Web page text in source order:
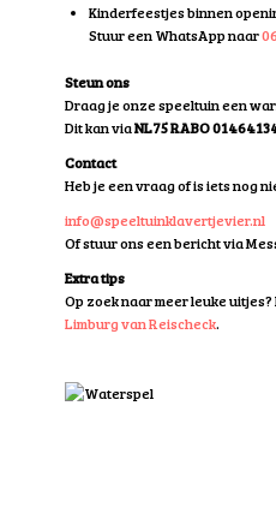
Kinderfeestjes binnen
Stuur een WhatsApp naar
Steun ons
Draag je onze speeltuin een
Dit kan viaNL75 RABO
Contact
Heb je een vraag of is iets nog
info@speeltuinklavertjevier.nl
Of stuur ons een bericht via
Extra tips
Op zoek naar meer leuke
Limburg van Reischeck.